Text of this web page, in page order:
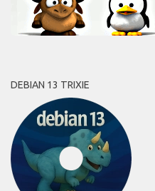
DEBIAN 13 TRIXIE